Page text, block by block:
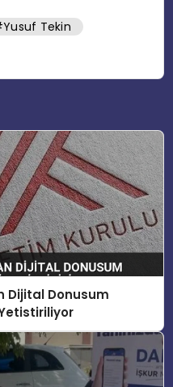
Tekin
Dijital Donusum